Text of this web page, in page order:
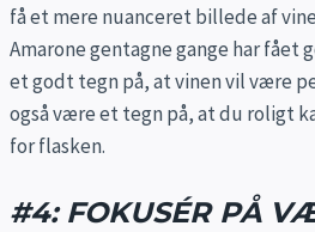
få et mere nuanceret billede af
Amarone gentagne gange har fået
et godt tegn på, at vinen vil være
også være et tegn på, at du roligt
for flasken.
#4: FOKUSÉR PÅ